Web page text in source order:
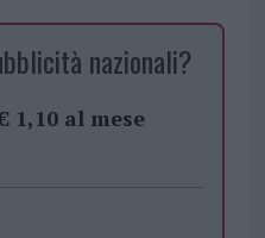
nazionali?
1,10 al mese